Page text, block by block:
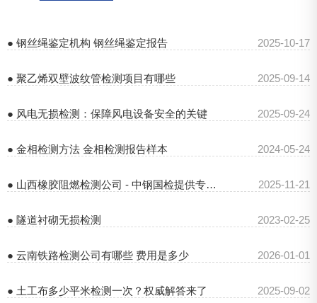
● 钢丝绳鉴定机构 钢丝绳鉴定报告 2025-10-17
● 聚乙烯双壁波纹管检测项目有哪些 2025-09-14
● 风电无损检测：保障风电设备安全的关键 2025-09-24
● 金相检测方法 金相检测报告样本 2024-05-24
● 山西橡胶阻燃检测公司 - 中钢国检提供专业橡胶检测服务 2025-11-21
● 隧道衬砌无损检测 2023-02-25
● 云南铁路检测公司有哪些 费用是多少 2026-01-01
● 土工布多少平米检测一次？权威解答来了 2025-09-02